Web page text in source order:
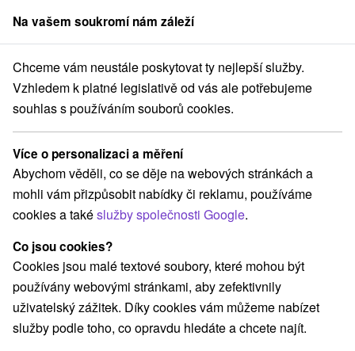
člen skupinySorger
Slovensko Žilinský kraj Zuberec Ubytovanie u Nás Zuberec
Ubytovanie u Nás Zuberec
Zuberec
REZERVACE A VÝBĚR POBYTU
Kontaktujte přímo ubytovatele.
Navigovat do místa
O ZAŘÍZENÍ VYBAVENÍ
Na vašem soukromí nám záleží
Chceme vám neustále poskytovat ty nejlepší služby.
Vzhledem k platné legislativě od vás ale potřebujeme
souhlas s používáním souborů cookies.
Více o personalizaci a měření
Abychom věděli, co se děje na webových stránkách a
mohli vám přizpůsobit nabídky či reklamu, používáme
cookies a takéslužby společnosti Google.
Co jsou cookies?
Cookies jsou malé textové soubory, které mohou být
používány webovými stránkami, aby zefektivnily
uživatelský zážitek. Díky cookies vám můžeme nabízet
služby podle toho, co opravdu hledáte a chcete najít.